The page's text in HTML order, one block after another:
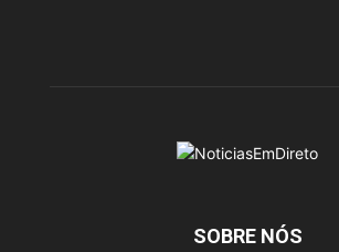
SOBRE NÓS